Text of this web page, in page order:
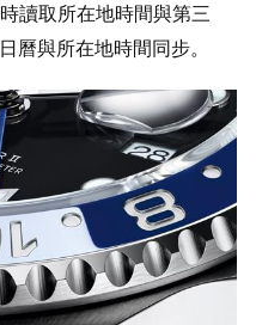
讀取所在地時間與第三
曆與所在地時間同步。